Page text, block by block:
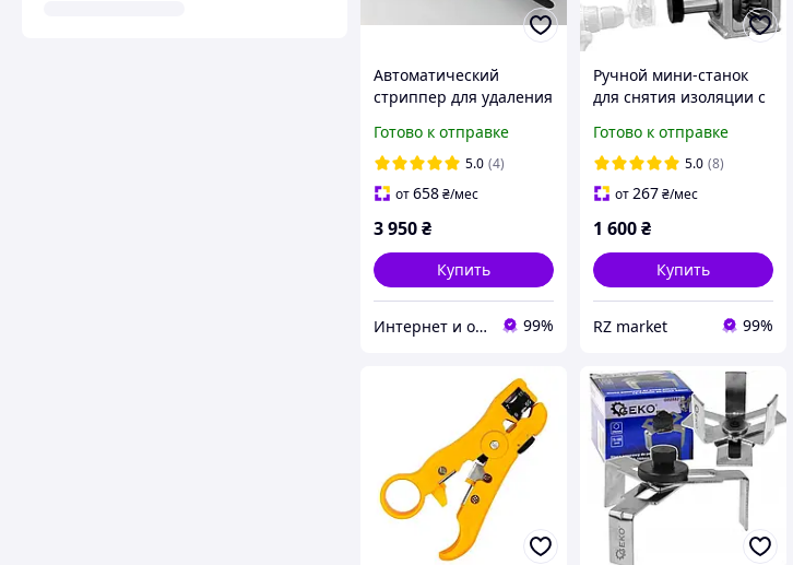
Автоматический
стриппер для удаления
MultiStrip10 12 42 195.
Готово к отправке
5.0 (4)
от658₴/мес
3 950₴
Купить
Интернет и оффлайн магазин инструментов в Запорожье "Инструмент" 99%
Ручной мини-станок
для снятия изоляции с
устройство для
зачистки проводов от
изоляции
Готово к отправке
5.0 (8)
от267₴/мес
1 600₴
Купить
RZ market 99%